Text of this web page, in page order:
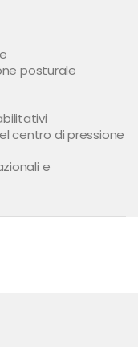
posturale
centro di pressione
e